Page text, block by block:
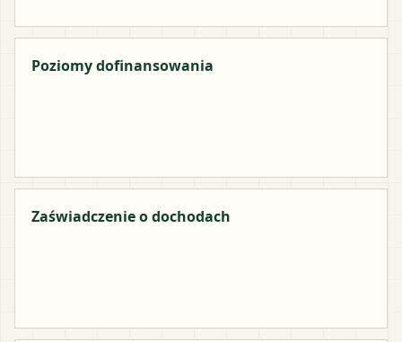
Poziomy dofinansowania
Zaświadczenie o dochodach